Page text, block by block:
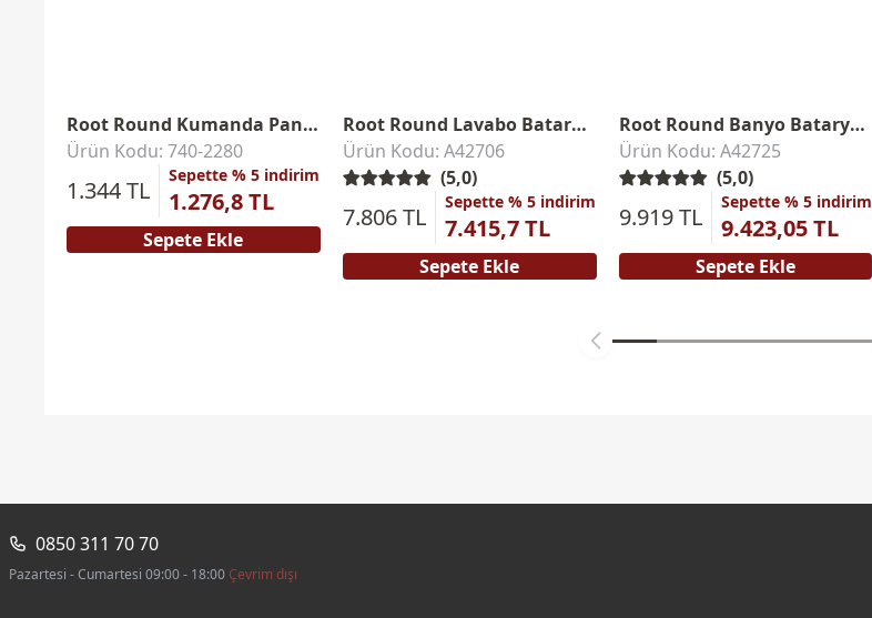
Root Round Kumanda Paneli
Ürün Kodu: 740-2280
1.344 TL
Sepette % 5 indirim
1.276,8 TL
Sepete Ekle
Root Round Lavabo Bataryası
Ürün Kodu: A42706
(5,0)
7.806 TL
Sepette % 5 indirim
7.415,7 TL
Sepete Ekle
Root Round Banyo Bataryası
Ürün Kodu: A42725
(5,0)
9.919 TL
Sepette % 5 indirim
9.423,05 TL
Sepete Ekle
0850 311 70 70
Pazartesi - Cumartesi 09:00 - 18:00Çevrim dışı